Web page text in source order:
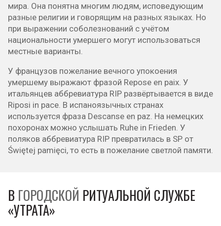
мира. Она понятна многим людям, исповедующим
разные религии и говорящим на разных языках. Но
при выражении соболезнований с учётом
национальности умершего могут использоваться
местные варианты.
У французов пожелание вечного упокоения
умершему выражают фразой Repose en paix. У
итальянцев аббревиатура RIP развёртывается в виде
Riposi in pace. В испаноязычных странах
используется фраза Descanse en paz. На немецких
похоронах можно услышать Ruhe in Frieden. У
поляков аббревиатура RIP превратилась в SP от
Świętej pamięci, то есть в пожелание светлой памяти.
В ГОРОДСКОЙ РИТУАЛЬНОЙ СЛУЖБЕ
«УТРАТА»